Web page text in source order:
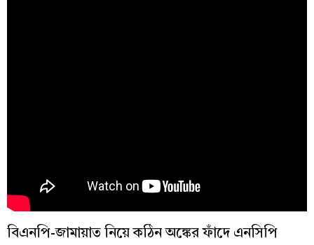
বিএনপি-জামায়াত নিয়ে কঠিন অঙ্কের ফাঁদে এনসিপি